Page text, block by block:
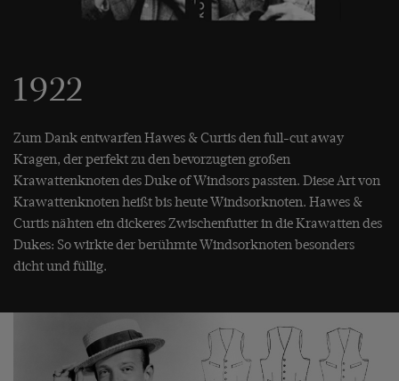
1922
Zum Dank entwarfen Hawes & Curtis den full-cut away
Kragen, der perfekt zu den bevorzugten großen
Krawattenknoten des Duke of Windsors passten. Diese Art von
Krawattenknoten heißt bis heute Windsorknoten. Hawes &
Curtis nähten ein dickeres Zwischenfutter in die Krawatten des
Dukes: So wirkte der berühmte Windsorknoten besonders
dicht und füllig.